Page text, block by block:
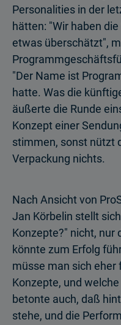
Personalities in der
hätten: "Wir haben
etwas überschätzt",
"Der Name ist
hatte. Was die
äußerte die Runde
Konzept einer
stimmen, sonst nützt
Verpackung nichts.
Nach Ansicht von
Jan Körbelin stellt
Konzepte?" nicht, nur
könnte zum Erfolg
müsse man sich eher
Konzepte, und
betonte auch, daß
stehe, und die